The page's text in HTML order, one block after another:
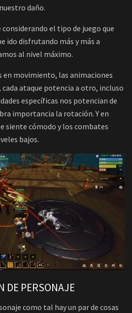
daño.
el tipo de juego que
ido disfrutando más y más a
al nivel máximo.
en movimiento, las animaciones
ataque potencia a otro, incluso
específicas nos potencian de
importancia la rotación. Y en
siente cómodo y los combates
bajos.
DE PERSONAJE
como tal hay un par de cosas